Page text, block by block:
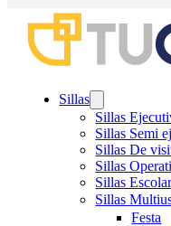
Sillas
Sillas
Sillas Semi
Sillas De
Sillas
Sillas
Sillas
Festa